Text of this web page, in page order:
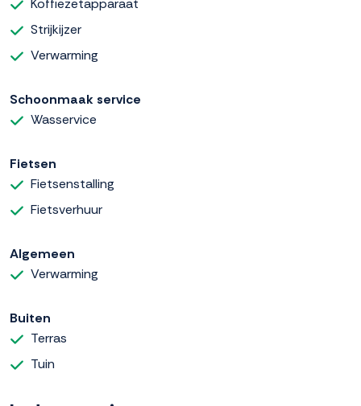
Koffiezetapparaat
Strijkijzer
Verwarming
Schoonmaak service
Wasservice
Fietsen
Fietsenstalling
Fietsverhuur
Algemeen
Verwarming
Buiten
Terras
Tuin